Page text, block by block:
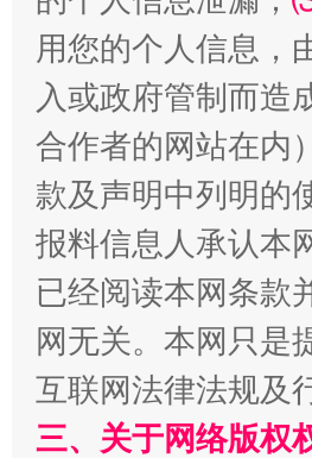
揭批美国五大"原罪"
用您的个人信息，
入或政府管制而造
合作者的网站在内
款及声明中列明的
报料信息人承认本
已经阅读本网条款
网无关。本网只是
互联网法律法规及
三、关于网络版权